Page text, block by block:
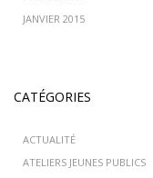
JANVIER 2015
CATÉGORIES
ACTUALITÉ
ATELIERS JEUNES PUBLICS